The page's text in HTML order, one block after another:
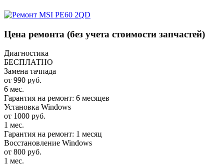
Цена ремонта (без учета стоимости запчастей)
Диагностика
БЕСПЛАТНО
Замена тачпада
от 990 руб.
6 мес.
Гарантия на ремонт: 6 месяцев
Установка Windows
от 1000 руб.
1 мес.
Гарантия на ремонт: 1 месяц
Восстановление Windows
от 800 руб.
1 мес.